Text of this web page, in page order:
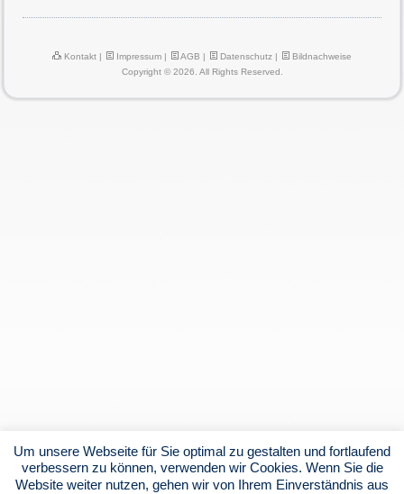
Kontakt Impressum AGB Datenschutz
Bildnachweise
Copyright © 2026. All Rights Reserved.
Um unsere Webseite für Sie optimal zu gestalten und fortlaufend
verbessern zu können, verwenden wir Cookies. Wenn Sie die
Website weiter nutzen, gehen wir von Ihrem Einverständnis aus